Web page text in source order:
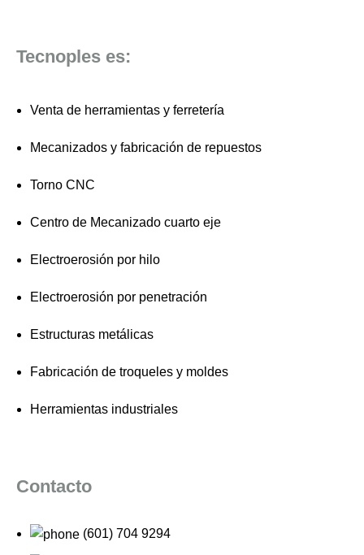
Tecnoples es:
Venta de herramientas y ferretería
Mecanizados y fabricación de repuestos
Torno CNC
Centro de Mecanizado cuarto eje
Electroerosión por hilo
Electroerosión por penetración
Estructuras metálicas
Fabricación de troqueles y moldes
Herramientas industriales
Contacto
(601) 704 9294